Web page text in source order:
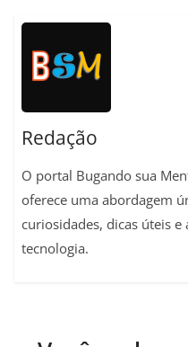
p
m
Redação
O portal Bugando sua
oferece uma abordagem
curiosidades, dicas úteis
tecnologia.